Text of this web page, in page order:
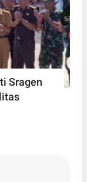
Sragen